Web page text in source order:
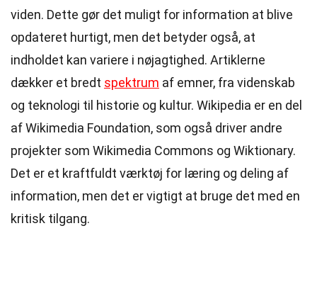
viden. Dette gør det muligt for information at blive
opdateret hurtigt, men det betyder også, at
indholdet kan variere i nøjagtighed. Artiklerne
dækker et bredt spektrum af emner, fra videnskab
og teknologi til historie og kultur. Wikipedia er en del
af Wikimedia Foundation, som også driver andre
projekter som Wikimedia Commons og Wiktionary.
Det er et kraftfuldt værktøj for læring og deling af
information, men det er vigtigt at bruge det med en
kritisk tilgang.